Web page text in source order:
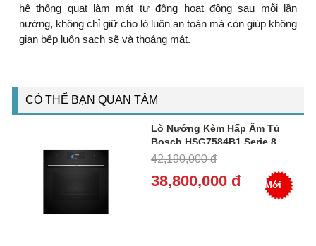
hệ thống quạt làm mát tự động hoạt động sau mỗi lần
nướng, không chỉ giữ cho lò luôn an toàn mà còn giúp không
gian bếp luôn sạch sẽ và thoáng mát.
CÓ THỂ BẠN QUAN TÂM
Lò Nướng Kèm Hấp Âm Tủ
Bosch HSG7584B1 Serie 8
(71L) - Công Suất 3600W
42,190,000 đ
38,800,000 đ Mới